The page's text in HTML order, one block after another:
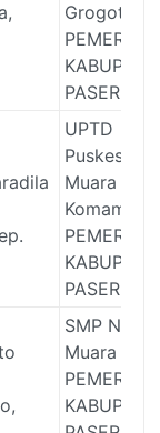
Grogot
PASER
UPTD
Puskesmas
Muara
Komam
PASER
SMP
Muara